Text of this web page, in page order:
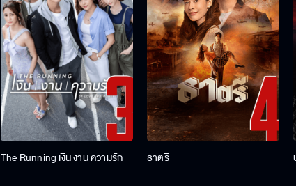
The Running เงิน งาน ความรัก ธาตรี